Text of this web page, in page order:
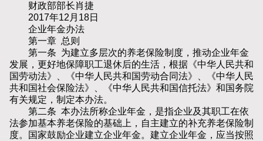
财政部部长肖捷
2017年12月18日
企业年金办法
第一章 总则
第一条 为建立多层次的养老保险制度，推动企业年金
发展，更好地保障职工退休后的生活，根据《中华人民共和
国劳动法》、《中华人民共和国劳动合同法》、《中华人民
共和国社会保险法》、《中华人民共和国信托法》和国务院
有关规定，制定本办法。
第二条 本办法所称企业年金，是指企业及其职工在依
法参加基本养老保险的基础上，自主建立的补充养老保险制
度。国家鼓励企业建立企业年金。建立企业年金，应当按照